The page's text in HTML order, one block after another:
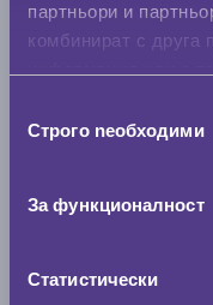
партньори и
комбинират с друга
наСтрого nеобходими
За функционалност
Статистически